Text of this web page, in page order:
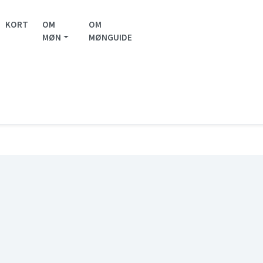
KORT
OM
MØN
OM
MØNGUIDE